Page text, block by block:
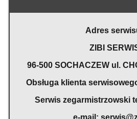
Adres
ZIBI
96-500 SOCHACZEW ul.
Obsługa klienta
Serwis zegarmistrzowski